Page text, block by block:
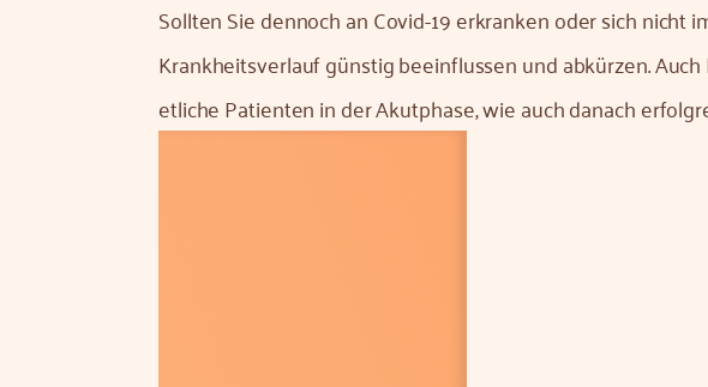
Sollten Sie dennoch an Covid-19 erkranken oder sich
Krankheitsverlauf günstig beeinflussen und abkürzen.
etliche Patienten in der Akutphase, wie auch danach